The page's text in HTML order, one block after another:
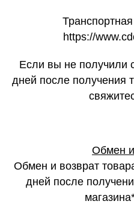
https://
Если вы не получили
дней после получения
Обмен
Обмен и возврат
дней после